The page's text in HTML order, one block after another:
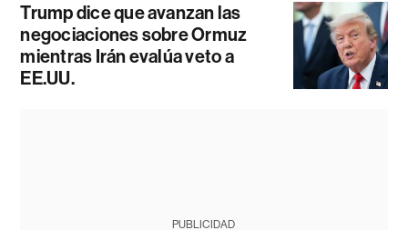
Trump dice que avanzan las
negociaciones sobre Ormuz
mientras Irán evalúa veto a
EE.UU.
PUBLICIDAD